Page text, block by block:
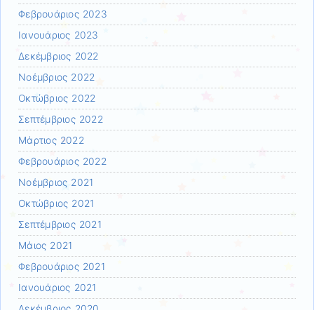
Φεβρουάριος 2023
Ιανουάριος 2023
Δεκέμβριος 2022
Νοέμβριος 2022
Οκτώβριος 2022
Σεπτέμβριος 2022
Μάρτιος 2022
Φεβρουάριος 2022
Νοέμβριος 2021
Οκτώβριος 2021
Σεπτέμβριος 2021
Μάιος 2021
Φεβρουάριος 2021
Ιανουάριος 2021